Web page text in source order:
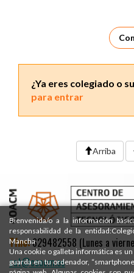
¿Ya eres colegiado o
para entrar
Arriba
Tfno:629482558 (Lunes a
cat@coacm.es
Bienvenida/o a la información
responsabilidad de la
Mancha
Una cookie o galleta informática es
guarda en tu ordenador,